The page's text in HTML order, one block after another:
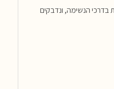
בדרכי הנשימה, ונדבקים